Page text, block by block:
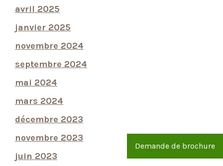
avril 2025
janvier 2025
novembre 2024
septembre 2024
mai 2024
mars 2024
décembre 2023
novembre 2023
juin 2023
Demande de brochure